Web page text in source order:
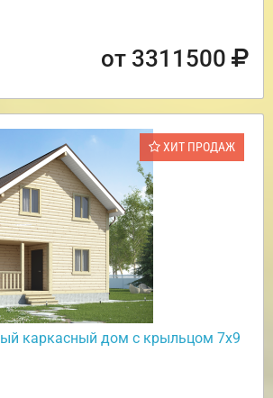
от 3311500
ХИТ ПРОДАЖ
каркасный дом с крыльцом 7х9